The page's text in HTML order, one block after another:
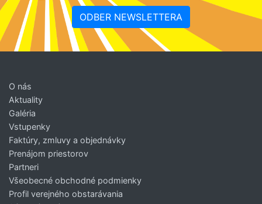
ODBER NEWSLETTERA
O nás
Aktuality
Galéria
Vstupenky
Faktúry, zmluvy a objednávky
Prenájom priestorov
Partneri
Všeobecné obchodné podmienky
Profil verejného obstarávania